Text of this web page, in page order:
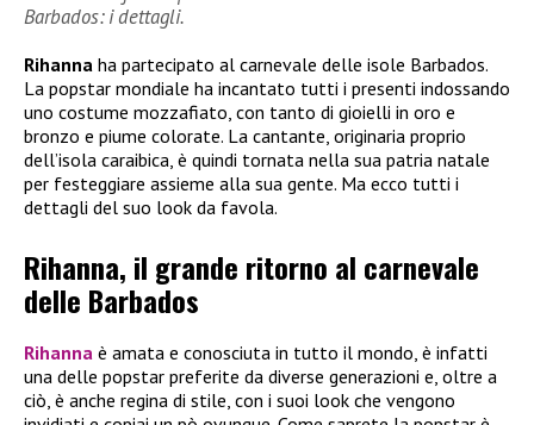
Barbados: i dettagli.
Rihanna ha partecipato al carnevale delle isole Barbados.
La popstar mondiale ha incantato tutti i presenti indossando
uno costume mozzafiato, con tanto di gioielli in oro e
bronzo e piume colorate. La cantante, originaria proprio
dell’isola caraibica, è quindi tornata nella sua patria natale
per festeggiare assieme alla sua gente. Ma ecco tutti i
dettagli del suo look da favola.
Rihanna, il grande ritorno al carnevale
delle Barbados
Rihanna è amata e conosciuta in tutto il mondo, è infatti
una delle popstar preferite da diverse generazioni e, oltre a
ciò, è anche regina di stile, con i suoi look che vengono